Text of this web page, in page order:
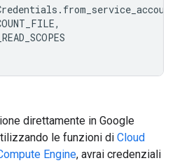
.
,
direttamente in Google
le funzioni di Cloud
Engine, avrai credenziali